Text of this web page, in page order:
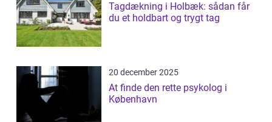
Tagdækning i Holbæk: sådan får
du et holdbart og trygt tag
20 december 2025
At finde den rette psykolog i
København